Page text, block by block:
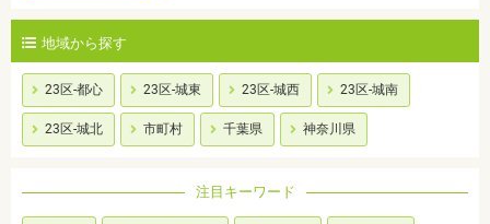
地域から探す
23区-都心 23区-城東 23区-城西 23区-城南
23区-城北 市町村 千葉県 神奈川県
注目キーワード